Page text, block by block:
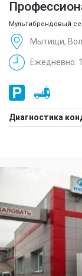
Мультибрендовый
Мытищи,
Ежедневно:
Диагностика